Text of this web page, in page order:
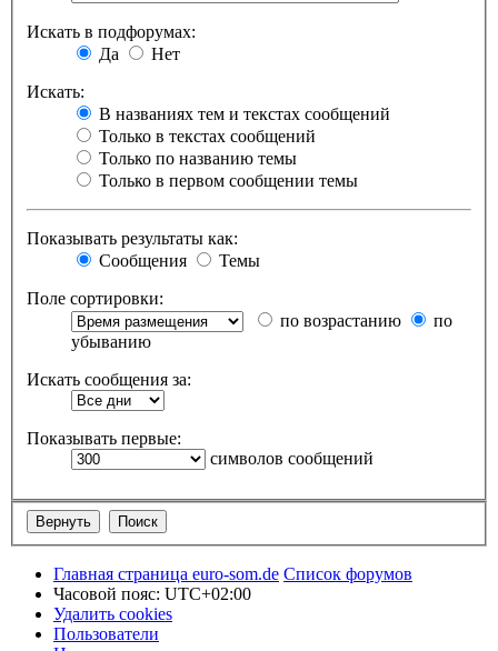
Искать в подфорумах:
Да
Нет
Искать:
В названиях тем и текстах сообщений
Только в текстах сообщений
Только по названию темы
Только в первом сообщении темы
Показывать результаты как:
Сообщения
Темы
Поле сортировки:
по возрастанию
по
убыванию
Искать сообщения за:
Показывать первые:
символов сообщений
Главная страница euro-som.de Список форумов
Часовой пояс: UTC+02:00
Удалить cookies
Пользователи